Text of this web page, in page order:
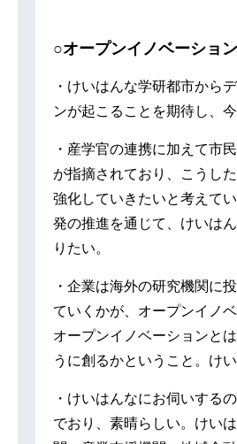
○オープンイノベーショ
・けいはんな学研都市から
ンが起こることを期待し、
・産学官の連携に加えて市
が指摘されており、こうし
強化していきたいと考えて
発の推進を通じて、けいは
りたい。
・企業は海外の研究機関に
ていくかが、オープンイノ
オープンイノベーションと
うに創るかということ。け
・けいはんなにお伺いする
でおり、素晴らしい。けい